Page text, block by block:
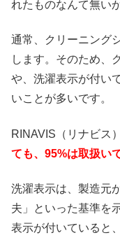
れたものなんて無い
通常、クリーニング
します。そのため、
や、洗濯表示が付い
いことが多いです。
RINAVIS（リナビス
ても、95%は取扱い
洗濯表示は、製造元
夫」といった基準を
表示が付いていると